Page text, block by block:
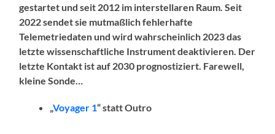
gestartet und seit 2012 im interstellaren Raum. Seit
2022 sendet sie mutmaßlich fehlerhafte
Telemetriedaten und wird wahrscheinlich 2023 das
letzte wissenschaftliche Instrument deaktivieren. Der
letzte Kontakt ist auf 2030 prognostiziert. Farewell,
kleine Sonde…
„Voyager 1“ statt Outro